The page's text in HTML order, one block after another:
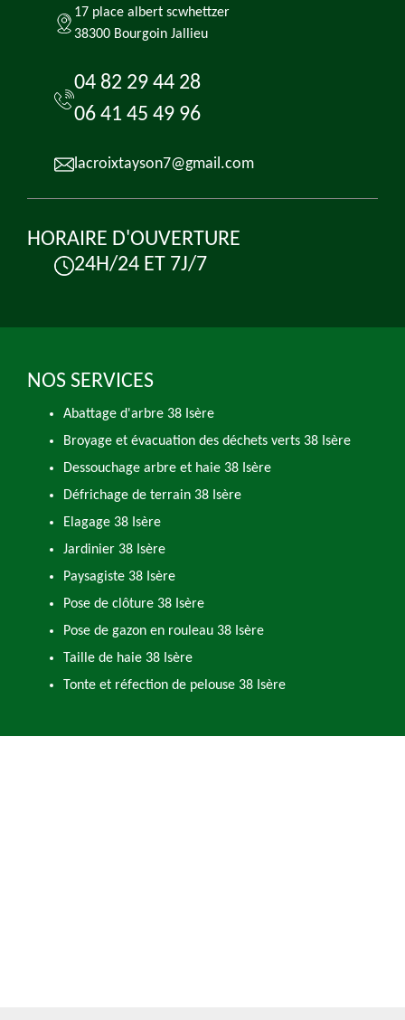
17 place albert scwhettzer
38300 Bourgoin Jallieu
04 82 29 44 28
06 41 45 49 96
lacroixtayson7@gmail.com
HORAIRE D'OUVERTURE
24H/24 ET 7J/7
NOS SERVICES
Abattage d'arbre 38 Isère
Broyage et évacuation des déchets verts 38 Isère
Dessouchage arbre et haie 38 Isère
Défrichage de terrain 38 Isère
Elagage 38 Isère
Jardinier 38 Isère
Paysagiste 38 Isère
Pose de clôture 38 Isère
Pose de gazon en rouleau 38 Isère
Taille de haie 38 Isère
Tonte et réfection de pelouse 38 Isère